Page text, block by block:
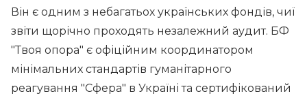
Він є одним з небагатьох українських фондів, чиї
звіти щорічно проходять незалежний аудит. БФ
"Твоя опора" є офіційним координатором
мінімальних стандартів гуманітарного
реагування "Сфера" в Україні та сертифікований